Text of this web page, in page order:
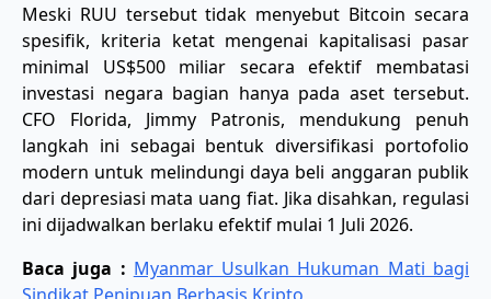
​Meski RUU tersebut tidak menyebut Bitcoin secara
spesifik, kriteria ketat mengenai kapitalisasi pasar
minimal US$500 miliar secara efektif membatasi
investasi negara bagian hanya pada aset tersebut.
CFO Florida, Jimmy Patronis, mendukung penuh
langkah ini sebagai bentuk diversifikasi portofolio
modern untuk melindungi daya beli anggaran publik
dari depresiasi mata uang fiat. Jika disahkan, regulasi
ini dijadwalkan berlaku efektif mulai 1 Juli 2026.
Baca juga : Myanmar Usulkan Hukuman Mati bagi